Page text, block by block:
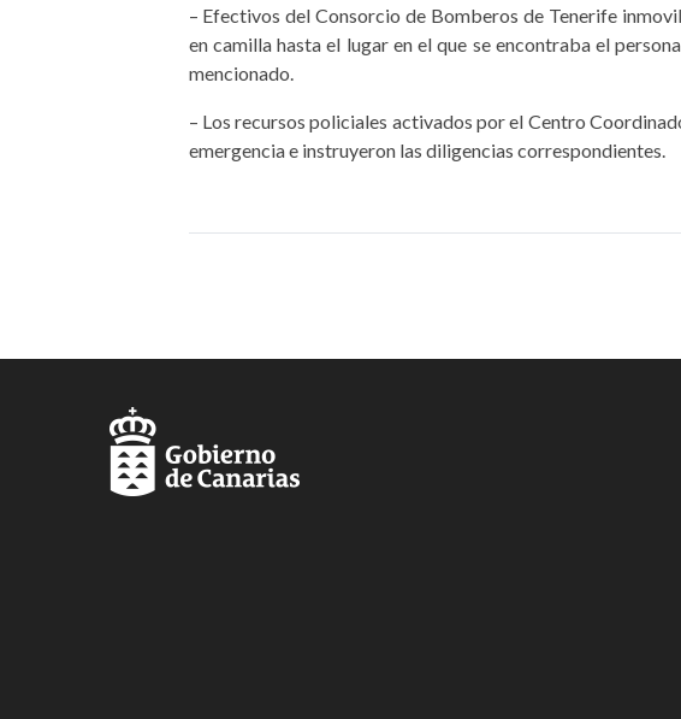
– Efectivos del Consorcio de Bomberos de Tenerife
en camilla hasta el lugar en el que se encontraba el
mencionado.
– Los recursos policiales activados por el Centro
emergencia e instruyeron las diligencias correspondientes.